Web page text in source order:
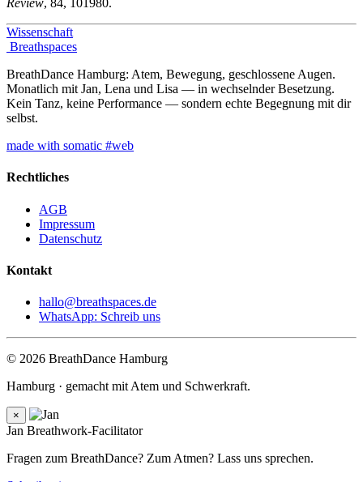
Review, 84, 101980.
Wissenschaft
Breathspaces
BreathDance Hamburg: Atem, Bewegung, geschlossene Augen.
Monatlich mit Jan, Lena und Lisa — in wechselnder Besetzung.
Kein Tanz, keine Performance — sondern echte Begegnung mit dir
selbst.
made with somatic #web
Rechtliches
AGB
Impressum
Datenschutz
Kontakt
hallo@breathspaces.de
WhatsApp: Schreib uns
© 2026 BreathDance Hamburg
Hamburg · gemacht mit Atem und Schwerkraft.
×
Jan Breathwork-Facilitator
Fragen zum BreathDance? Zum Atmen? Lass uns sprechen.